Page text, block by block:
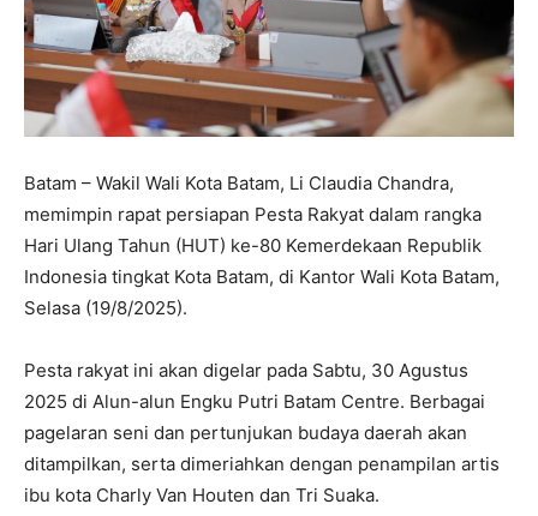
Batam – Wakil Wali Kota Batam, Li Claudia Chandra,
memimpin rapat persiapan Pesta Rakyat dalam rangka
Hari Ulang Tahun (HUT) ke-80 Kemerdekaan Republik
Indonesia tingkat Kota Batam, di Kantor Wali Kota Batam,
Selasa (19/8/2025).
Pesta rakyat ini akan digelar pada Sabtu, 30 Agustus
2025 di Alun-alun Engku Putri Batam Centre. Berbagai
pagelaran seni dan pertunjukan budaya daerah akan
ditampilkan, serta dimeriahkan dengan penampilan artis
ibu kota Charly Van Houten dan Tri Suaka.